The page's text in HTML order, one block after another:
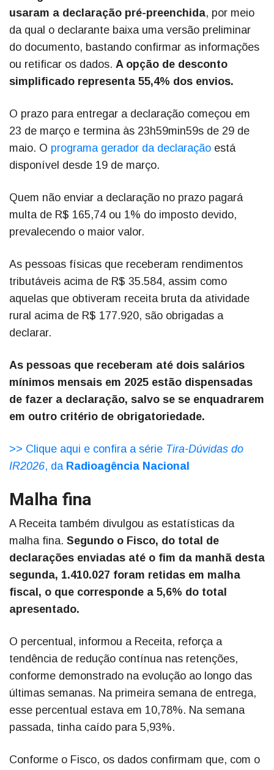
usaram a declaração pré-preenchida, por meio
da qual o declarante baixa uma versão preliminar
do documento, bastando confirmar as informações
ou retificar os dados. A opção de desconto
simplificado representa 55,4% dos envios.
O prazo para entregar a declaração começou em
23 de março e termina às 23h59min59s de 29 de
maio. O programa gerador da declaração está
disponível desde 19 de março.
Quem não enviar a declaração no prazo pagará
multa de R$ 165,74 ou 1% do imposto devido,
prevalecendo o maior valor.
As pessoas físicas que receberam rendimentos
tributáveis acima de R$ 35.584, assim como
aquelas que obtiveram receita bruta da atividade
rural acima de R$ 177.920, são obrigadas a
declarar.
As pessoas que receberam até dois salários
mínimos mensais em 2025 estão dispensadas
de fazer a declaração, salvo se se enquadrarem
em outro critério de obrigatoriedade.
>> Clique aqui e confira a série Tira-Dúvidas do
IR2026, da Radioagência Nacional
Malha fina
A Receita também divulgou as estatísticas da
malha fina. Segundo o Fisco, do total de
declarações enviadas até o fim da manhã desta
segunda, 1.410.027 foram retidas em malha
fiscal, o que corresponde a 5,6% do total
apresentado.
O percentual, informou a Receita, reforça a
tendência de redução contínua nas retenções,
conforme demonstrado na evolução ao longo das
últimas semanas. Na primeira semana de entrega,
esse percentual estava em 10,78%. Na semana
passada, tinha caído para 5,93%.
Conforme o Fisco, os dados confirmam que, com o